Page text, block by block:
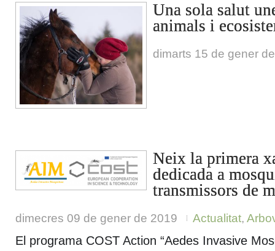
Una sola salut
animals i
dimarts 15 de gener
Neix la primera
dedicada a
transmissors de
dimecres 09 de gener de 2019 Actualitat,
El programa COST Action “Aedes Invasive